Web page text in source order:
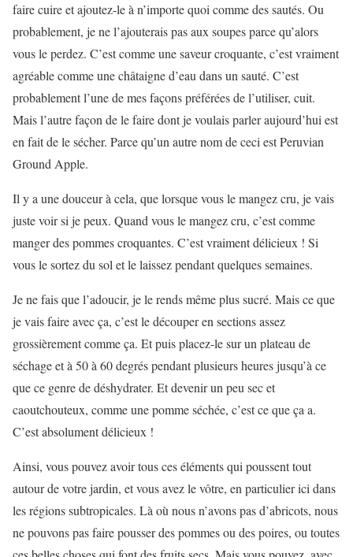
faire cuireet ajoutez-le à n’importe quoi comme des sautés. Ou
probablement, je ne l’ajouterais pas aux soupes parce qu’alors
vous le perdez. C’est comme une saveur croquante, c’est vraiment
agréable comme une châtaigne d’eau dans un sauté. C’est
probablement l’une de mes façons préférées de l’utiliser, cuit.
Mais l’autre façon de le faire dont je voulais parler aujourd’hui est
en fait de le sécher. Parce qu’un autre nom de ceci est Peruvian
Ground Apple.
Il y a une douceur à cela, que lorsque vous le mangez cru, je vais
juste voir si je peux. Quand vous le mangez cru, c’est comme
manger des pommes croquantes. C’est vraiment délicieux ! Si
vous le sortez du sol et le laissez pendant quelques semaines.
Je ne fais que l’adoucir, je le rends même plus sucré. Mais ce que
je vais faire avec ça, c’est le découper en sections assez
grossièrement comme ça. Et puis placez-le sur un plateau de
séchage et à 50 à 60 degrés pendant plusieurs heures jusqu’à ce
que ce genre dedéshydrater. Et devenir un peu sec et
caoutchouteux, comme une pomme séchée, c’est ce que ça a.
C’est absolument délicieux !
Ainsi, vous pouvez avoir tous ces éléments qui poussent tout
autour de votre jardin, et vous avez le vôtre, en particulier ici dans
les régions subtropicales. Là où nous n’avons pas d’abricots, nous
ne pouvons pas faire pousser des pommes ou des poires, ou toutes